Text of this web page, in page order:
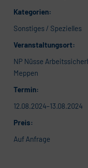
Kategorien:
Sonstiges / Spezielles
Veranstaltungsort:
NP Nüsse
Meppen
Termin:
12.08.2024–13.08.2024
Preis:
Auf Anfrage